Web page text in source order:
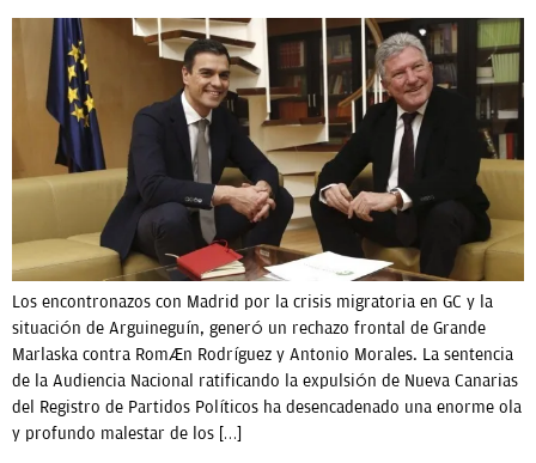
Los encontronazos con Madrid por la crisis migratoria en GC y la
situación de Arguineguín, generó un rechazo frontal de Grande
Marlaska contra Román Rodríguez y Antonio Morales. La sentencia
de la Audiencia Nacional ratificando la expulsión de Nueva Canarias
del Registro de Partidos Políticos ha desencadenado una enorme ola
y profundo malestar de los […]